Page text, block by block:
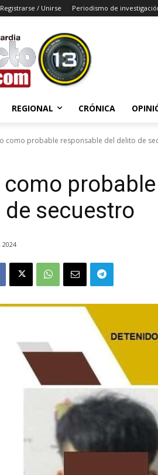
Registrarse / Unirse Periodismo de
REGIONAL CRÓNICA
como probable responsable del delito de
como
secuestro
2024